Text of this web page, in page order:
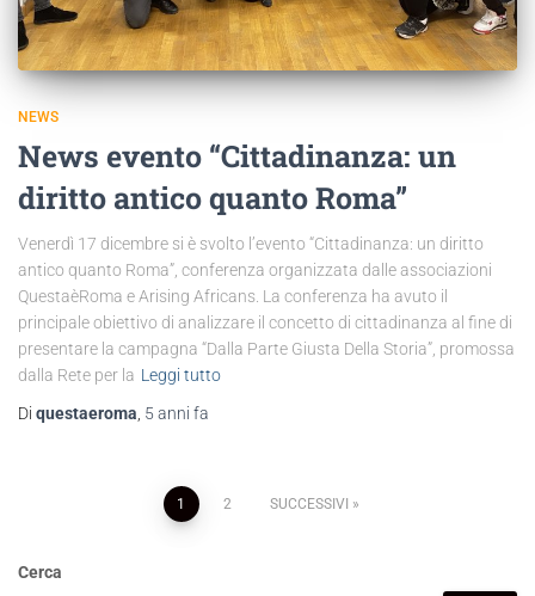
NEWS
News evento “Cittadinanza: un
diritto antico quanto Roma”
Venerdì 17 dicembre si è svolto l’evento “Cittadinanza: un diritto
antico quanto Roma”, conferenza organizzata dalle associazioni
QuestaèRoma e Arising Africans. La conferenza ha avuto il
principale obiettivo di analizzare il concetto di cittadinanza al fine di
presentare la campagna “Dalla Parte Giusta Della Storia”, promossa
dalla Rete per la Leggi tutto
Di questaeroma, 5 anni fa
1 2 SUCCESSIVI
Cerca